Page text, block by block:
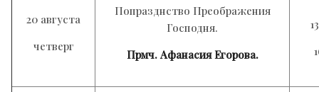
20 августа
четверг
Попразднство Преображения
Господня.
Прмч. Афанасия Егорова.